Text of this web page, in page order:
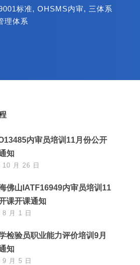
标准, OHSMS内审, 三体系
理体系
内审员培训11月份公开
知
月 26 日
佛山IATF16949内审员培训11
课开课通知
月 1 日
检验员职业能力评价培训9月
知
月 5 日